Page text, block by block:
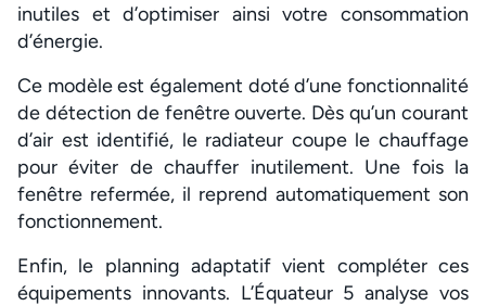
inutiles et d’optimiser ainsi votre consommation
d’énergie.
Ce modèle est également doté d’une fonctionnalité
de détection de fenêtre ouverte. Dès qu’un courant
d’air est identifié, le radiateur coupe le chauffage
pour éviter de chauffer inutilement. Une fois la
fenêtre refermée, il reprend automatiquement son
fonctionnement.
Enfin, le planning adaptatif vient compléter ces
équipements innovants. L’Équateur 5 analyse vos